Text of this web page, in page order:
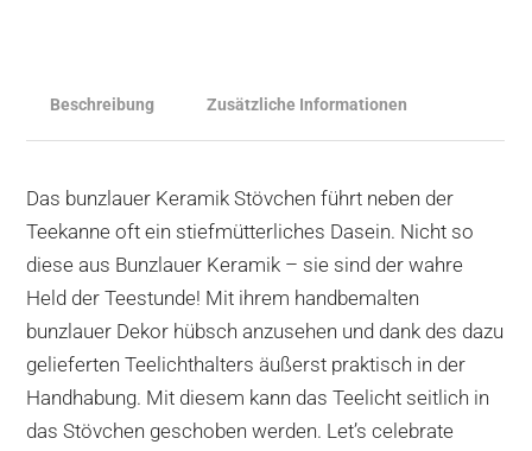
Beschreibung Zusätzliche Informationen
Das bunzlauer Keramik Stövchen führt neben der
Teekanne oft ein stiefmütterliches Dasein. Nicht so
diese aus Bunzlauer Keramik – sie sind der wahre
Held der Teestunde! Mit ihrem handbemalten
bunzlauer Dekor hübsch anzusehen und dank des dazu
gelieferten Teelichthalters äußerst praktisch in der
Handhabung. Mit diesem kann das Teelicht seitlich in
das Stövchen geschoben werden. Let’s celebrate